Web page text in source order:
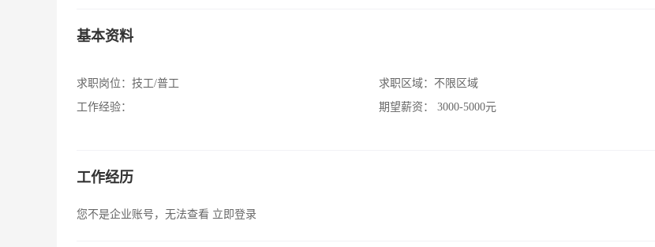
基本资料
求职岗位： 技工/普工
工作经验：
求职区域： 不限区域
期望薪资：
3000-5000元
工作经历
您不是企业账号，无法查看 立即登录